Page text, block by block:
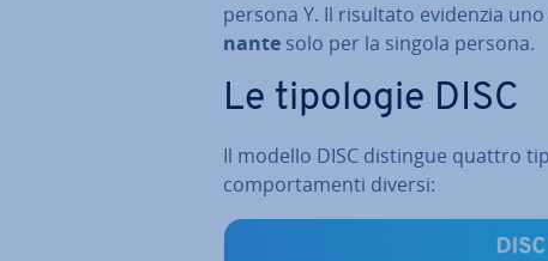
persona Y. Il risultato evidenzia uno
nan­te solo per la singola persona.
Le tipologie DISC
Il modello DISC distingue quattro
com­por­ta­men­ti diversi: